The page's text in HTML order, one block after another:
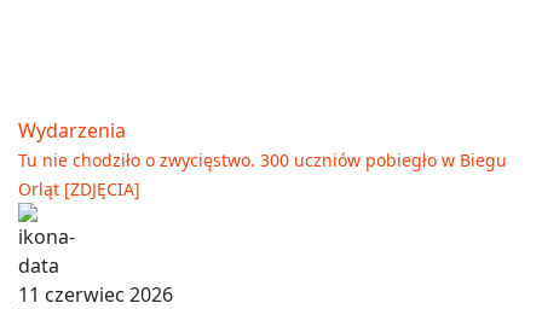
Wydarzenia
Tu nie chodziło o zwycięstwo. 300 uczniów pobiegło w Biegu
Orląt [ZDJĘCIA]
11 czerwiec 2026